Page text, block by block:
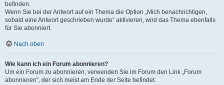
befinden.
Wenn Sie bei der Antwort auf ein Thema die Option „Mich benachrichtigen,
sobald eine Antwort geschrieben wurde“ aktivieren, wird das Thema ebenfalls
für Sie abonniert.
Nach oben
Wie kann ich ein Forum abonnieren?
Um ein Forum zu abonnieren, verwenden Sie im Forum den Link „Forum
abonnieren“, der sich meist am Ende der Seite befindet.